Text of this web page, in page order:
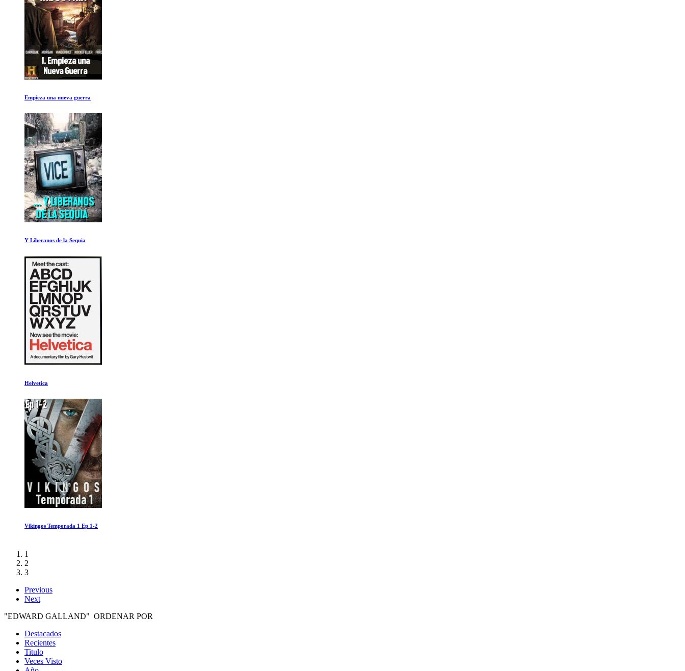
Cazadores de Insectos
Construyendo la Gran Piramide
Exoplanetas: La búsqueda de un nuevo hogar
Mission Blue
1
2
3
Previous
Next
"EDWARD GALLAND" ORDENAR POR
Destacados
Recientes
Titulo
Veces Visto